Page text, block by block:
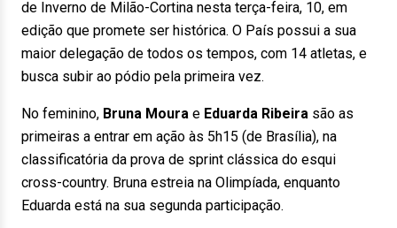
de Inverno de Milão-Cortina nesta terça-feira, 10, em
edição que promete ser histórica. O País possui a sua
maior delegação de todos os tempos, com 14 atletas, e
busca subir ao pódio pela primeira vez.
No feminino, Bruna Moura e Eduarda Ribeira são as
primeiras a entrar em ação às 5h15 (de Brasília), na
classificatória da prova de sprint clássica do esqui
cross-country. Bruna estreia na Olimpíada, enquanto
Eduarda está na sua segunda participação.